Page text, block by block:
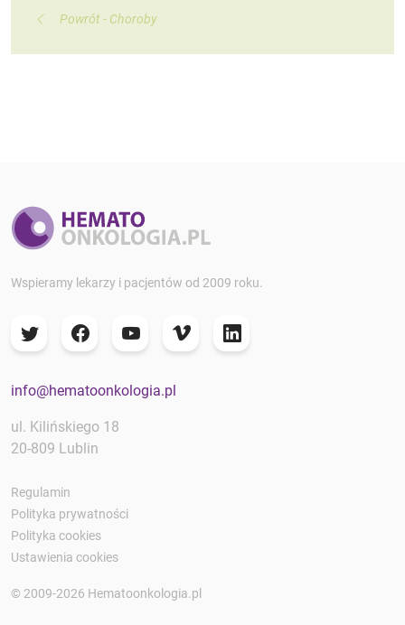
Powrót - Choroby
Wspieramy lekarzy i pacjentów od 2009 roku.
info@hematoonkologia.pl
ul. Kilińskiego 18
20-809 Lublin
Regulamin
Polityka prywatności
Polityka cookies
Ustawienia cookies
© 2009-2026 Hematoonkologia.pl